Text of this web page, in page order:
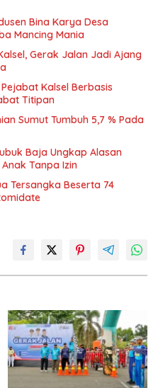
Bina Karya Desa
Mancing Mania
Gerak Jalan Jadi Ajang
Kalsel Berbasis
Titipan
Sumut Tumbuh 5,7 % Pada
Baja Ungkap Alasan
Tanpa Izin
Tersangka Beserta 74